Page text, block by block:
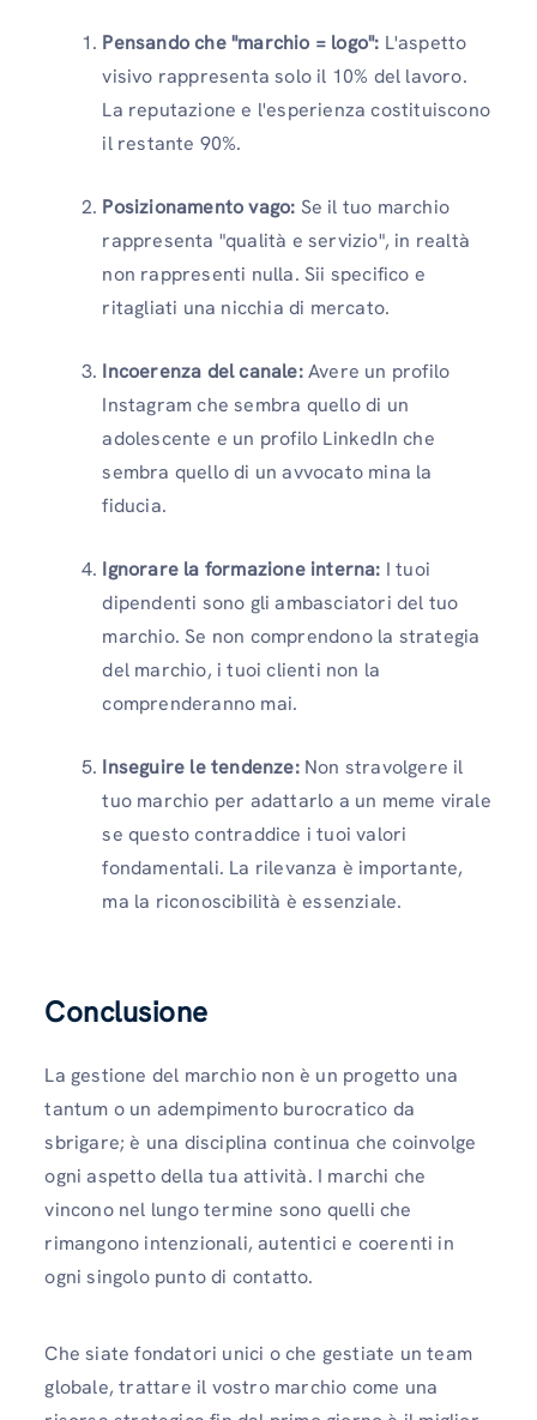
Pensando che "marchio = logo": L'aspetto
visivo rappresenta solo il 10% del lavoro.
La reputazione e l'esperienza costituiscono
il restante 90%.
Posizionamento vago: Se il tuo marchio
rappresenta "qualità e servizio", in realtà
non rappresenti nulla. Sii specifico e
ritagliati una nicchia di mercato.
Incoerenza del canale:Avere un profilo
Instagram che sembra quello di un
adolescente e un profilo LinkedIn che
sembra quello di un avvocato mina la
fiducia.
Ignorare la formazione interna: I tuoi
dipendenti sono gli ambasciatori del tuo
marchio. Se non comprendono la strategia
del marchio, i tuoi clienti non la
comprenderanno mai.
Inseguire le tendenze:Non stravolgere il
tuo marchio per adattarlo a un meme virale
se questo contraddice i tuoi valori
fondamentali. La rilevanza è importante,
ma la riconoscibilità è essenziale.
Conclusione
La gestione del marchio non è un progetto una
tantum o un adempimento burocratico da
sbrigare; è una disciplina continua che coinvolge
ogni aspetto della tua attività. I ​​marchi che
vincono nel lungo termine sono quelli che
rimangono intenzionali, autentici e coerenti in
ogni singolo punto di contatto.
Che siate fondatori unici o che gestiate un team
globale, trattare il vostro marchio come una